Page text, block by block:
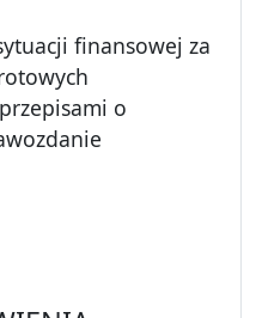
finansowej za
o